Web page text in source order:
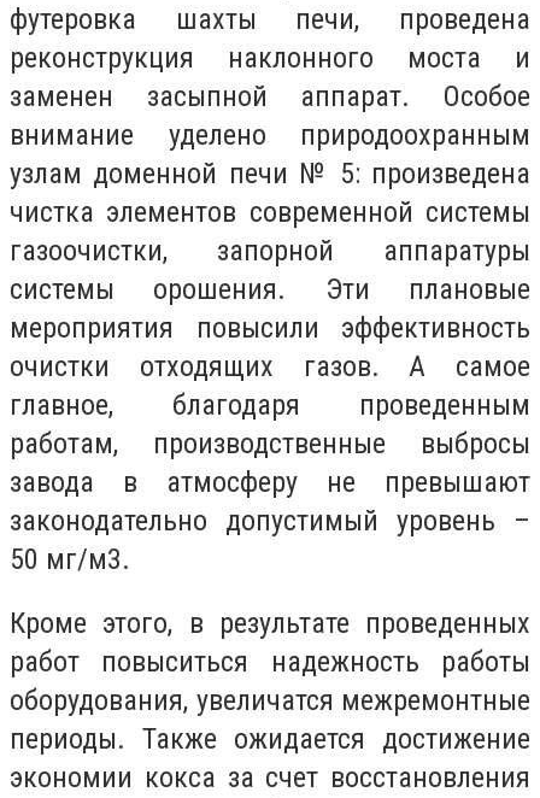
футеровка шахты печи, проведена
реконструкция наклонного моста и
заменен засыпной аппарат. Особое
внимание уделено природоохранным
узлам доменной печи № 5: произведена
чистка элементов современной системы
газоочистки, запорной аппаратуры
системы орошения. Эти плановые
мероприятия повысили эффективность
очистки отходящих газов. А самое
главное, благодаря проведенным
работам, производственные выбросы
завода в атмосферу не превышают
законодательно допустимый уровень –
50 мг/м3.
Кроме этого, в результате проведенных
работ повыситься надежность работы
оборудования, увеличатся межремонтные
периоды. Также ожидается достижение
экономии кокса за счет восстановления